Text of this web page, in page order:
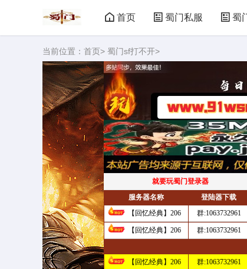
首页 蜀门私服 蜀
当前位置： 首页> 蜀门sf打不开>